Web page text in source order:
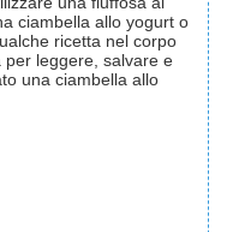
ciambella allo yogurt o
ricetta nel corpo
per leggere, salvare e
una ciambella allo